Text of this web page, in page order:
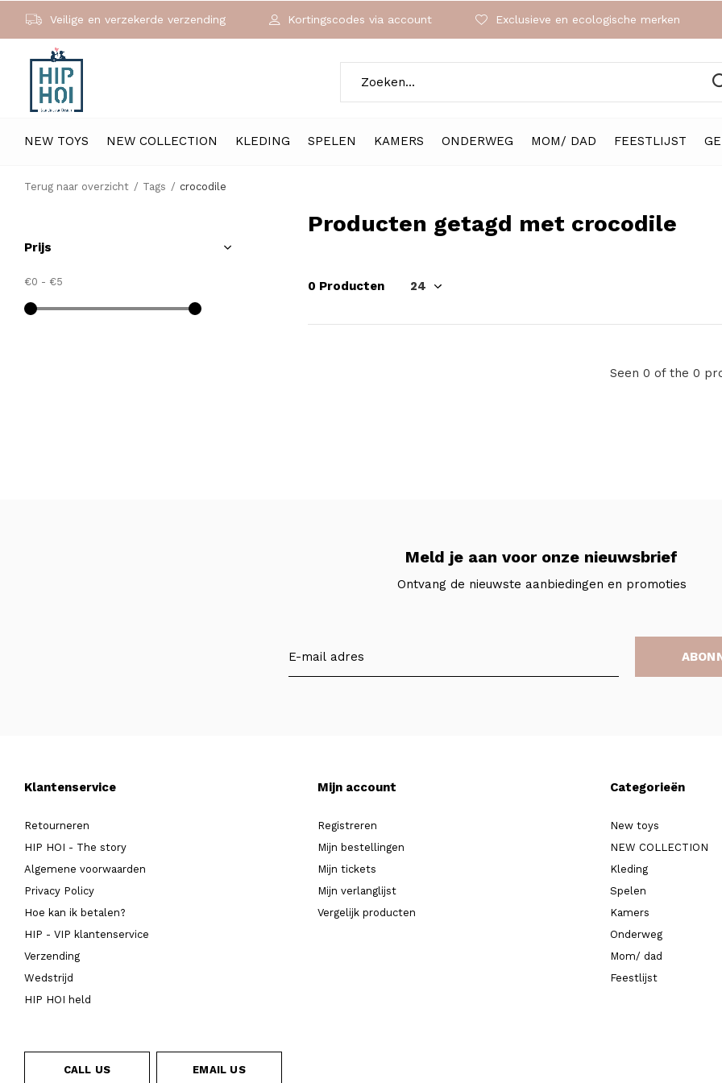
NEW TOYS NEW COLLECTION KLEDING SPELEN KAMERS ONDERWEG MOM/ DAD FEESTLIJST
Veilige en verzekerde verzending Kortingscodes via account Exclusieve en ecologische merken
Terug naar overzicht Tags crocodile
Producten getagd met crocodile
0 Producten
Seen 0 of the 0
Prijs
€0 - €5
Meld je aan voor onze nieuwsbrief
Ontvang de nieuwste aanbiedingen en promoties
Klantenservice
Retourneren
HIP HOI - The story
Algemene voorwaarden
Privacy Policy
Hoe kan ik betalen?
HIP - VIP klantenservice
Verzending
Wedstrijd
HIP HOI held
Mijn account
Registreren
Mijn bestellingen
Mijn tickets
Mijn verlanglijst
Vergelijk producten
Categorieën
New toys
NEW COLLECTION
Kleding
Spelen
Kamers
Onderweg
Mom/ dad
Feestlijst
CALL US EMAIL US